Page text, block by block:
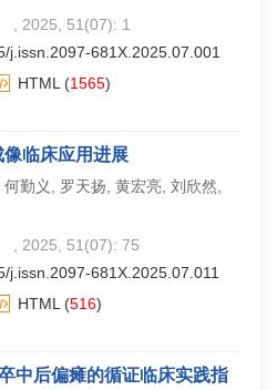
, 2025, 51(07): 1
j.issn.2097-681X.2025.07.001
HTML (1565)
临床应用进展
勤义, 罗天扬, 黄宏亮, 刘欣然,
, 2025, 51(07): 75
j.issn.2097-681X.2025.07.011
HTML (516)
中后偏瘫的循证临床实践指